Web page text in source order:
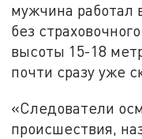
мужчина работал
без
высоты 15-18
почти сразу уже
«Следователи
происшествия,